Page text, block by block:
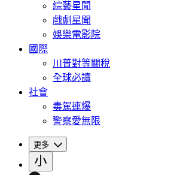
綜藝星聞
戲劇星聞
娛樂電影院
國際
川普對等關稅
全球必讀
社會
毒駕連爆
警察愛無限
更多